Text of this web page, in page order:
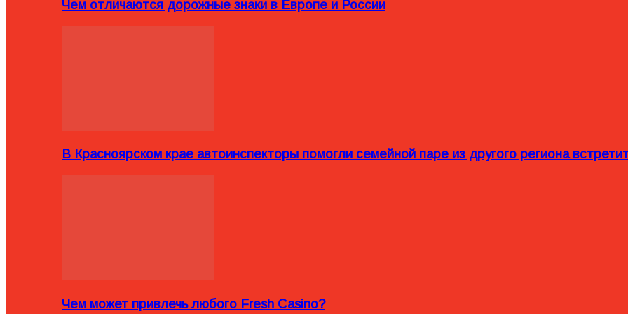
Чем отличаются дорожные знаки в Европе и России
В Красноярском крае автоинспекторы помогли семейной паре из другого региона
Чем может привлечь любого Fresh Casino?